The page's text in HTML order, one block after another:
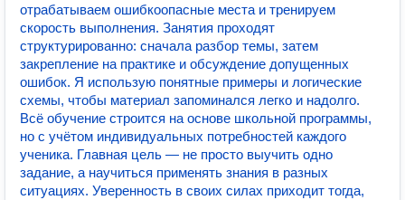
отрабатываем ошибкоопасные места и тренируем
скорость выполнения. Занятия проходят
структурированно: сначала разбор темы, затем
закрепление на практике и обсуждение допущенных
ошибок. Я использую понятные примеры и логические
схемы, чтобы материал запоминался легко и надолго.
Всё обучение строится на основе школьной программы,
но с учётом индивидуальных потребностей каждого
ученика. Главная цель — не просто выучить одно
задание, а научиться применять знания в разных
ситуациях. Уверенность в своих силах приходит тогда,